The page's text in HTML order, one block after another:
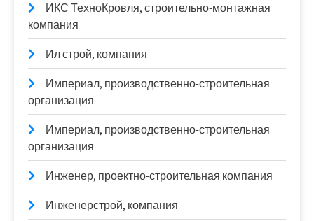
ИКС ТехноКровля, строительно-монтажная
компания
Ил строй, компания
Империал, производственно-строительная
организация
Империал, производственно-строительная
организация
Инженер, проектно-строительная компания
Инженерстрой, компания